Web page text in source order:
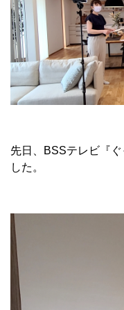
先日、BSSテレビ『
した。